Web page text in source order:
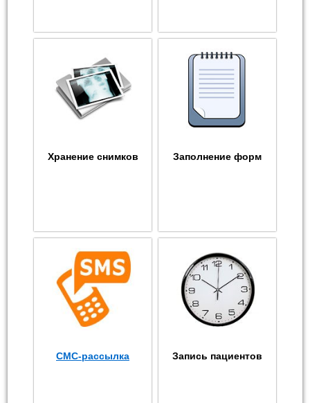
Хранение снимков Заполнение форм
СМС-рассылка Запись пациентов